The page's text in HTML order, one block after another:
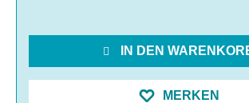
IN DEN
MERKEN